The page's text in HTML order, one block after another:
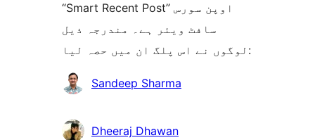
“Smart Recent Post” اوپن سورس
سافٹ ویئر ہے۔ مندرجہ ذیل
لوگوں نے اس پلگ ان میں حصہ لیا:
شراکتSandeep Sharma
Dheeraj Dhawan